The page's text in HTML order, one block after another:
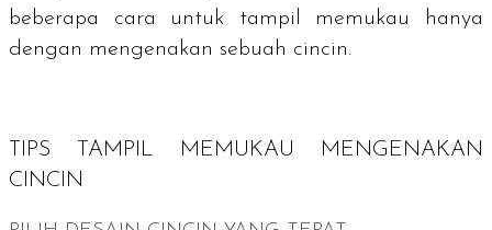
beberapa cara untuk tampil memukau hanya
dengan mengenakan sebuah cincin.
TIPS TAMPIL MEMUKAU MENGENAKAN
CINCIN